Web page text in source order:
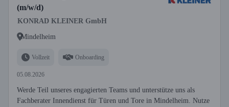
(m/w/d)
KONRAD KLEINER GmbH
Mindelheim
Vollzeit Onboarding
05.08.2026
Werde Teil unseres engagierten Teams und unterstütze uns als
Fachberater Innendienst für Türen und Tore in Mindelheim. Nutze